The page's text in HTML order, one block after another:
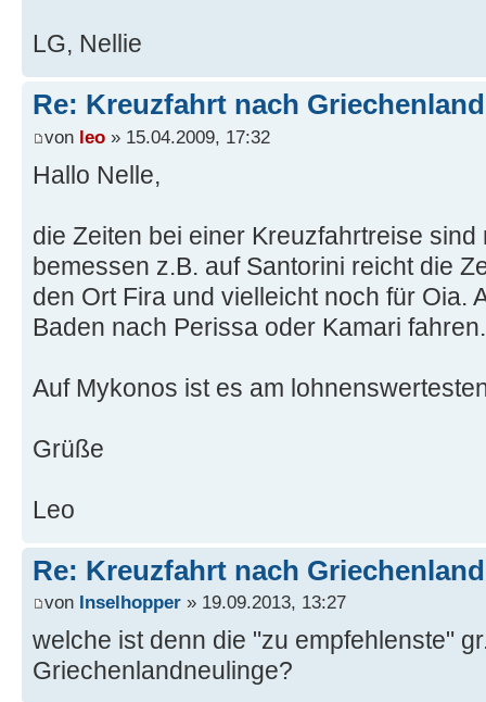
LG, Nellie
Re: Kreuzfahrt nach Griechenland
von leo » 15.04.2009, 17:32
Hallo Nelle,
die Zeiten bei einer Kreuzfahrtreise
bemessen z.B. auf Santorini reicht die
den Ort Fira und vielleicht noch für Oia.
Baden nach Perissa oder Kamari fahren.
Auf Mykonos ist es am
Grüße
Leo
Re: Kreuzfahrt nach Griechenland
von Inselhopper » 19.09.2013, 13:27
welche ist denn die "zu empfehlenste"
Griechenlandneulinge?